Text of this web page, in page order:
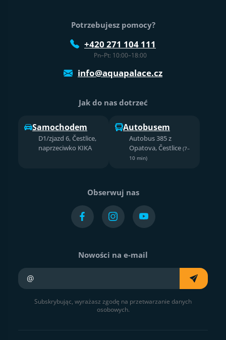
Potrzebujesz pomocy?
+420 271 104 111
Pn–Pt: 10:00–18:00
info@aquapalace.cz
Jak do nas dotrzeć
Samochodem
D1/zjazd 6, Čestlice,
naprzeciwko KIKA
Autobusem
Autobus 385 z
Opatova, Čestlice (7–
10 min)
Obserwuj nas
Nowości na e-mail
Subskrybując, wyrażasz zgodę na przetwarzanie danych
osobowych.